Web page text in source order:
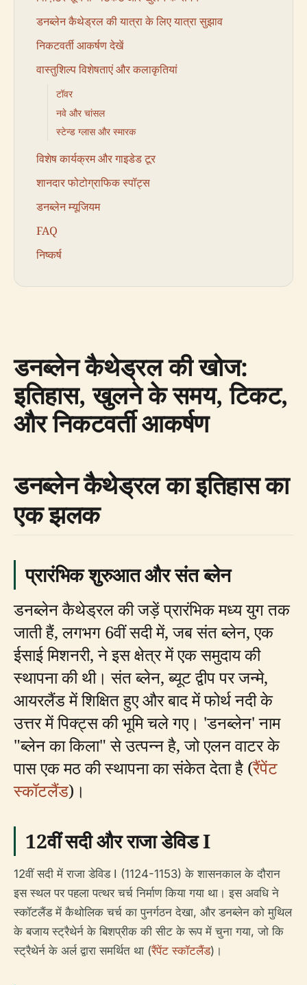
डनब्लेन कैथेड्रल की यात्रा के लिए यात्रा सुझाव
निकटवर्ती आकर्षण देखें
वास्तुशिल्प विशेषताएं और कलाकृतियां
टॉवर
नवे और चांसल
स्टेन्ड ग्लास और स्मारक
विशेष कार्यक्रम और गाइडेड टूर
शानदार फोटोग्राफिक स्पॉट्स
डनब्लेन म्यूजियम
FAQ
निष्कर्ष
डनब्लेन कैथेड्रल की खोज:
इतिहास, खुलने के समय, टिकट,
और निकटवर्ती आकर्षण
डनब्लेन कैथेड्रल का इतिहास का
एक झलक
प्रारंभिक शुरुआत और संत ब्लेन
डनब्लेन कैथेड्रल की जड़ें प्रारंभिक मध्य युग तक
जाती हैं, लगभग 6वीं सदी में, जब संत ब्लेन, एक
ईसाई मिशनरी, ने इस क्षेत्र में एक समुदाय की
स्थापना की थी। संत ब्लेन, ब्यूट द्वीप पर जन्मे,
आयरलैंड में शिक्षित हुए और बाद में फोर्थ नदी के
उत्तर में पिक्ट्स की भूमि चले गए। 'डनब्लेन' नाम
"ब्लेन का किला" से उत्पन्न है, जो एलन वाटर के
पास एक मठ की स्थापना का संकेत देता है (रैंपेंट
स्कॉटलैंड)।
12वीं सदी और राजा डेविड I
12वीं सदी में राजा डेविड I (1124-1153) के शासनकाल के दौरान
इस स्थल पर पहला पत्थर चर्च निर्माण किया गया था। इस अवधि ने
स्कॉटलैंड में कैथोलिक चर्च का पुनर्गठन देखा, और डनब्लेन को मुथिल
के बजाय स्ट्रैथेर्न के बिशप्रीक की सीट के रूप में चुना गया, जो कि
स्ट्रैथेर्न के अर्ल द्वारा समर्थित था (रैंपेंट स्कॉटलैंड)।